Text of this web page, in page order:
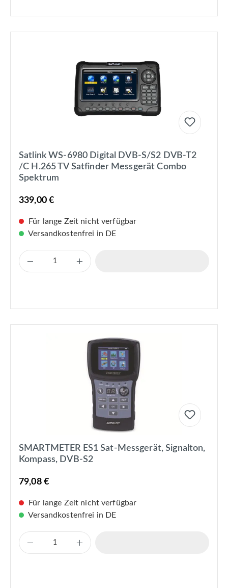
Satlink WS-6980 Digital DVB-S/S2 DVB-T2
/C H.265 TV Satfinder Messgerät Combo
Spektrum
339,00 €
Für lange Zeit nicht verfügbar
Versandkostenfrei in DE
SMARTMETER ES1 Sat-Messgerät, Signalton,
Kompass, DVB-S2
79,08 €
Für lange Zeit nicht verfügbar
Versandkostenfrei in DE